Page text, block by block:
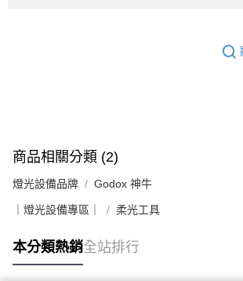
商品相關分類 (2)
燈光設備品牌 Godox 神牛
｜燈光設備專區｜ 柔光工具
本分類熱銷全站排行